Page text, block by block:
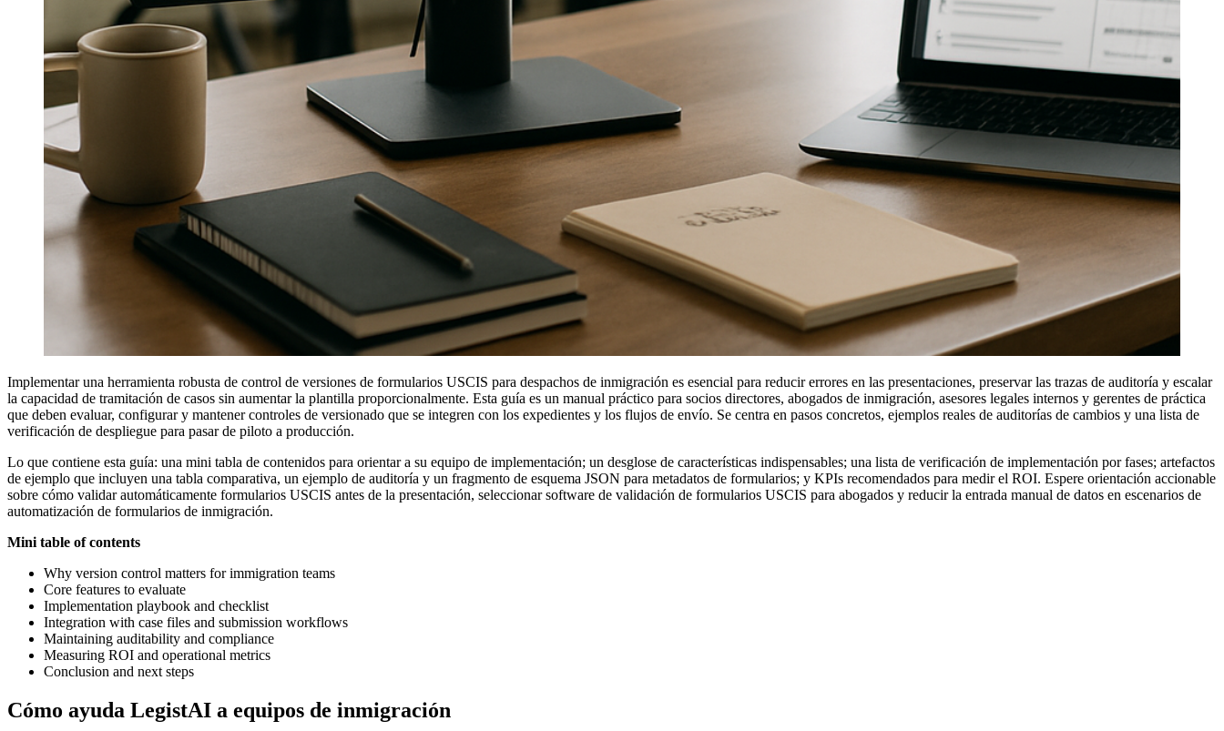
Implementar una herramienta robusta de control de versiones de formularios USCIS para despachos de inmigración es esencial para reducir errores en las presentaciones, preservar las trazas de auditoría y escalar
la capacidad de tramitación de casos sin aumentar la plantilla proporcionalmente. Esta guía es un manual práctico para socios directores, abogados de inmigración, asesores legales internos y gerentes de práctica
que deben evaluar, configurar y mantener controles de versionado que se integren con los expedientes y los flujos de envío. Se centra en pasos concretos, ejemplos reales de auditorías de cambios y una lista de
verificación de despliegue para pasar de piloto a producción.
Lo que contiene esta guía: una mini tabla de contenidos para orientar a su equipo de implementación; un desglose de características indispensables; una lista de verificación de implementación por fases; artefactos
de ejemplo que incluyen una tabla comparativa, un ejemplo de auditoría y un fragmento de esquema JSON para metadatos de formularios; y KPIs recomendados para medir el ROI. Espere orientación accionable
sobre cómo validar automáticamente formularios USCIS antes de la presentación, seleccionar software de validación de formularios USCIS para abogados y reducir la entrada manual de datos en escenarios de
automatización de formularios de inmigración.
Mini table of contents
Why version control matters for immigration teams
Core features to evaluate
Implementation playbook and checklist
Integration with case files and submission workflows
Maintaining auditability and compliance
Measuring ROI and operational metrics
Conclusion and next steps
Cómo ayuda LegistAI a equipos de inmigración